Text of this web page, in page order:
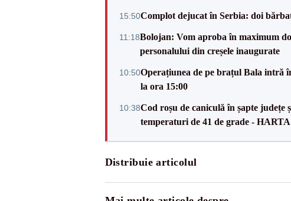
15:50Complot dejucat în Serbia: doi
11:18Bolojan: Vom aproba în maximum
personalului din creșele inaugurate
10:50Operațiunea de pe brațul Bala intră
la ora 15:00
10:38Cod roșu de caniculă în șapte
temperaturi de 41 de grade - HARTA
Distribuie articolul